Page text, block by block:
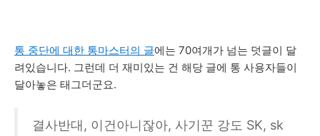
통 중단에 대한 통마스터의 글에는 70여개가 넘는 덧글이 달
려있습니다. 그런데 더 재미있는 건 해당 글에 통 사용자들이
달아놓은 태그더군요.
결사반대, 이건아니잖아, 사기꾼 강도 SK, sk